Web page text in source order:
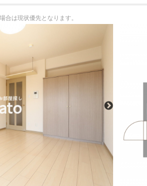
は現状優先となります。